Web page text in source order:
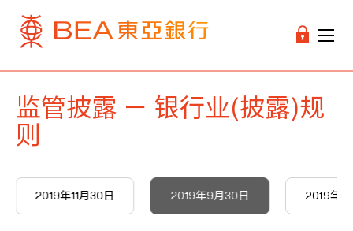
监管披露 － 银行业(披露)规
则
2019年11月30日 2019年9月30日 2019年6